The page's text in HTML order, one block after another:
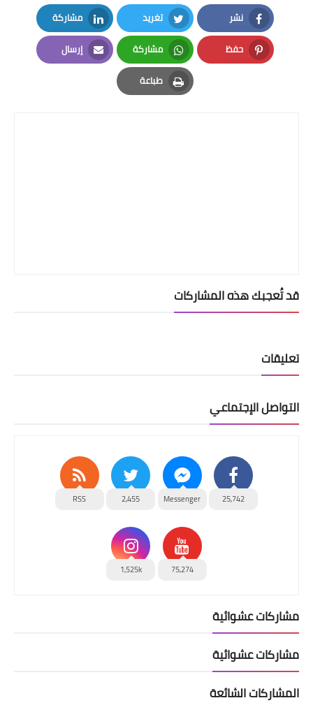
نشر
Facebook
تغريد
Twitter
مشاركة
LinkedIn
حفظ
Pinterest
مشاركة
Whatsapp
إرسال
Email
طباعة
Print
قد تُعجبك هذه المشاركات
تعليقات
التواصل الإجتماعي
25,742
Messenger
2,455
RSS
75,274
1,525k
مشاركات عشوائية
مشاركات عشوائية
المشاركات الشائعة